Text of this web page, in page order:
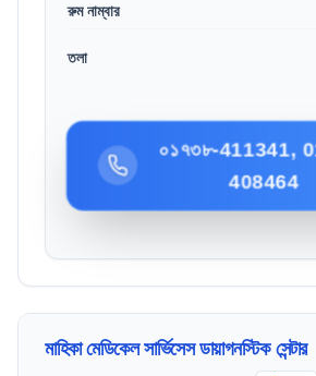
রুম নাম্বার
তলা
০১৭৩৮-411341,
408464
মাহিকা মেডিকেল সার্ভিসেস ডায়াগনস্টিক সেন্টার